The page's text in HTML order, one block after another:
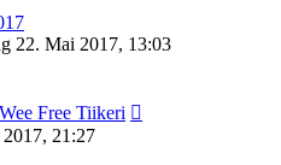
22. Mai 2017, 13:03
Wee Free Tiikeri
21:27